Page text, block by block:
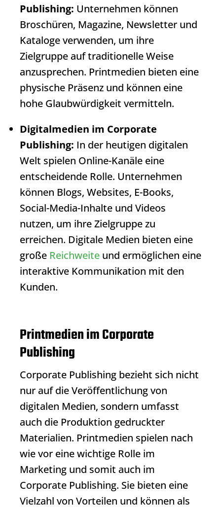
Publishing: Unternehmen können
Broschüren, Magazine, Newsletter und
Kataloge verwenden, um ihre
Zielgruppe auf traditionelle Weise
anzusprechen. Printmedien bieten eine
physische Präsenz und können eine
hohe Glaubwürdigkeit vermitteln.
Digitalmedien im Corporate
Publishing: In der heutigen digitalen
Welt spielen Online-Kanäle eine
entscheidende Rolle. Unternehmen
können Blogs, Websites, E-Books,
Social-Media-Inhalte und Videos
nutzen, um ihre Zielgruppe zu
erreichen. Digitale Medien bieten eine
große Reichweite und ermöglichen eine
interaktive Kommunikation mit den
Kunden.
Printmedien im Corporate
Publishing
Corporate Publishing bezieht sich nicht
nur auf die Veröffentlichung von
digitalen Medien, sondern umfasst
auch die Produktion gedruckter
Materialien. Printmedien spielen nach
wie vor eine wichtige Rolle im
Marketing und somit auch im
Corporate Publishing. Sie bieten eine
Vielzahl von Vorteilen und können als